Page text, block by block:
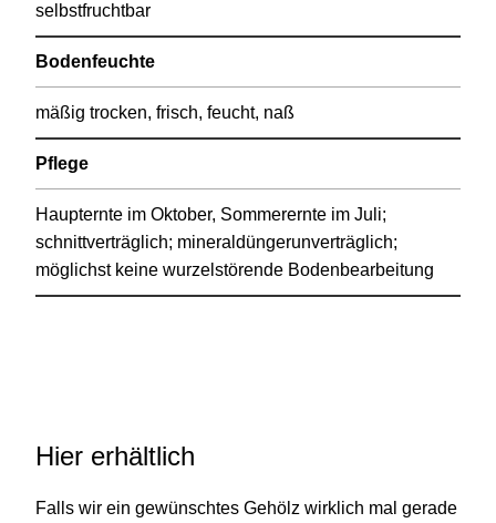
selbstfruchtbar
Bodenfeuchte
mäßig trocken, frisch, feucht, naß
Pflege
Haupternte im Oktober, Sommerernte im Juli;
schnittverträglich; mineraldüngerunverträglich;
möglichst keine wurzelstörende Bodenbearbeitung
Hier erhältlich
Falls wir ein gewünschtes Gehölz wirklich mal gerade